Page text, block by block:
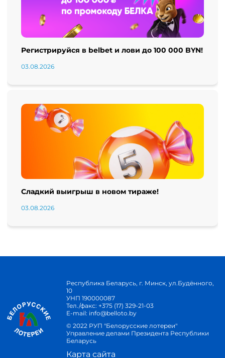
Регистрируйся в belbet и лови до 100 000 BYN!
03.08.2026
Сладкий выигрыш в новом тираже!
03.08.2026
Республика Беларусь, г. Минск, ул.Будённого,
10
УНП 190000087
Тел./факс: +375 (17) 329-21-03
E-mail: info@belloto.by
© 2022 РУП "Белорусские лотереи"
Управление делами Президента Республики
Беларусь
Карта сайта